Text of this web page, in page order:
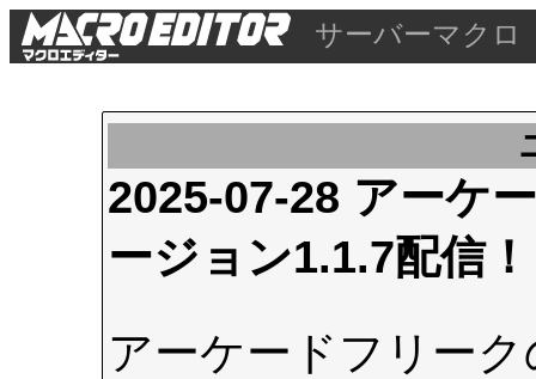
サーバーマクロ
2025-07-28 アーケ
ージョン1.1.7配信！
アーケードフリー